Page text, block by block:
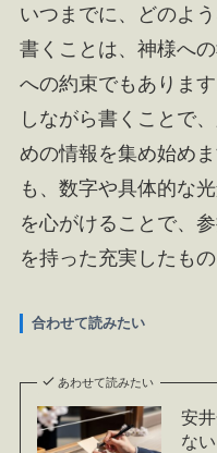
いつまでに、どのよ
書くことは、神様へ
への約束でもありま
しながら書くことで
めの情報を集め始め
も、数字や具体的な
を心がけることで、
を持った充実したもの
合わせて読みたい
あわせて読みたい
安
な